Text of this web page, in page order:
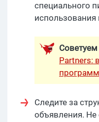
специального
использования
Partners:
Следите за
объявления. Не